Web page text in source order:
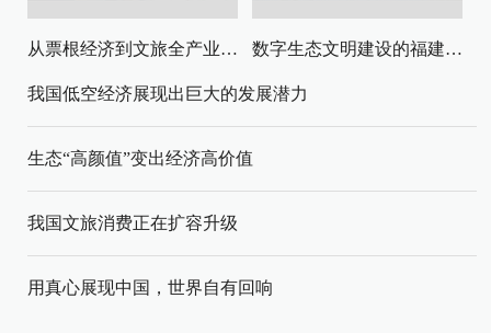
从票根经济到文旅全产业链升级 数字生态文明建设的福建路径与启示
我国低空经济展现出巨大的发展潜力
生态“高颜值”变出经济高价值
我国文旅消费正在扩容升级
用真心展现中国，世界自有回响